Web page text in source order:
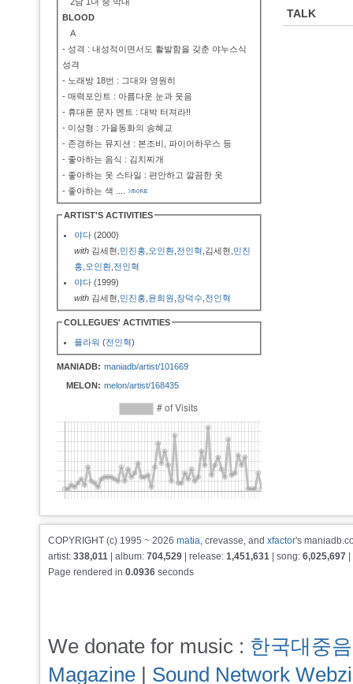
BLOOD
A
- 성격 : 내성적이면서도 활발함을 갖춘 야누스식
성격
- 노래방 18번 : 그대와 영원히
- 매력포인트 : 아름다운 눈과 웃음
- 휴대폰 문자 멘트 : 대박 터져라!!
- 이상형 : 가을동화의 송혜교
- 존경하는 뮤지션 : 본조비, 파이어하우스 등
- 좋아하는 음식 : 김치찌개
- 좋아하는 옷 스타일 : 편안하고 깔끔한 옷
- 좋아하는 색
ARTIST'S ACTIVITIES
야다 (2000)
with 김세현, 민진홍 오인환 전인혁 ,김세현, 민진
홍 오인환 전인혁
야다 (1999)
with 김세현, 민진홍 윤희원 장덕수 전인혁
COLLEGUES' ACTIVITIES
플라워 (전인혁)
MANIADB: maniadb/artist/101669
MELON: melon/artist/168435
TALK
COPYRIGHT (c) 1995 ~ 2026 matia, crevasse, and xfactor's
artist: 338,011 | album: 704,529 | release: 1,451,631 | song: 6,025,697
Page rendered in 0.0936 seconds
We donate for music : 한국대중
Magazine | Sound Network